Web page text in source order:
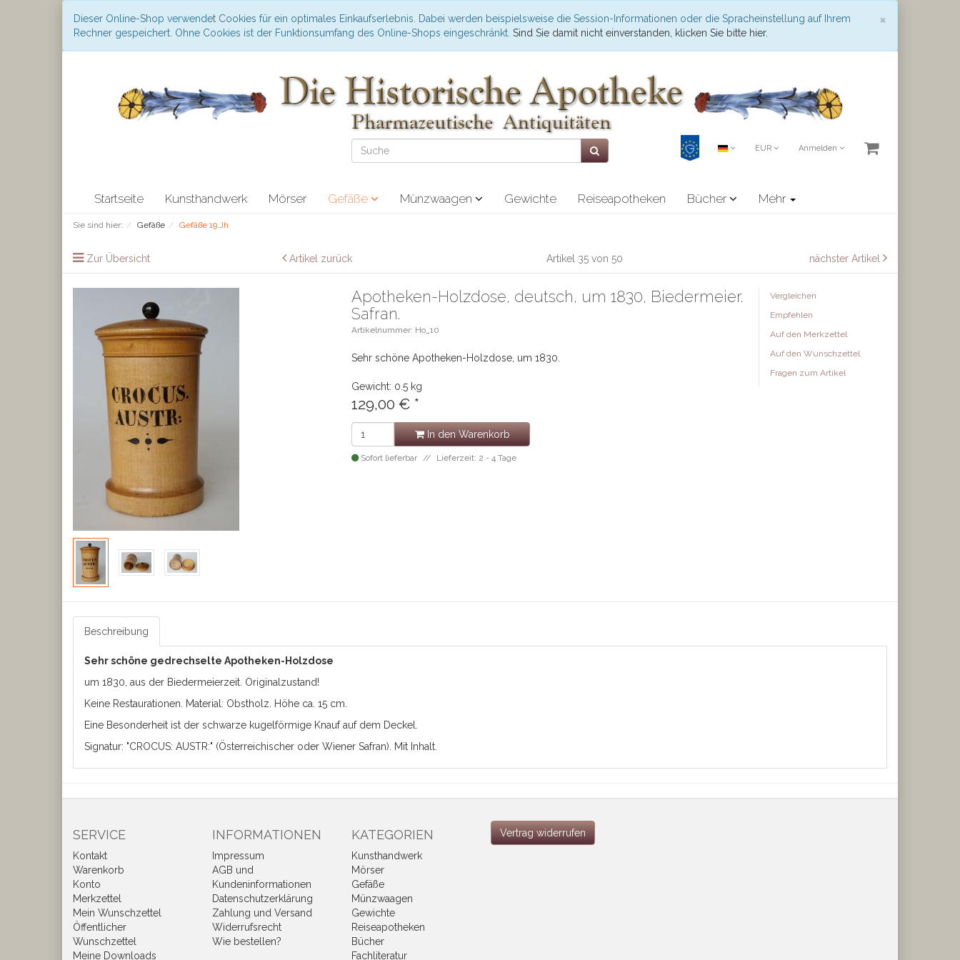
×
Dieser Online-Shop verwendet Cookies für ein optimales Einkaufserlebnis. Dabei werden beispielsweise die Session-Informationen oder die Spracheinstellung auf Ihrem
Rechner gespeichert. Ohne Cookies ist der Funktionsumfang des Online-Shops eingeschränkt. Sind Sie damit nicht einverstanden, klicken Sie bitte hier.
EUR Anmelden
Startseite Kunsthandwerk Mörser Gefäße Münzwaagen Gewichte Reiseapotheken Bücher Mehr
Sie sind hier: Gefäße Gefäße 19.Jh
Zur Übersicht Artikel zurück Artikel 35 von 50 nächster Artikel
Apotheken-Holzdose, deutsch, um 1830, Biedermeier.
Safran.
Artikelnummer: Ho_10
Sehr schöne Apotheken-Holzdose, um 1830.
Gewicht: 0.5 kg
129,00 € *
In den Warenkorb
Sofort lieferbar Lieferzeit: 2 - 4 Tage
Vergleichen
Empfehlen
Auf den Merkzettel
Auf den Wunschzettel
Fragen zum Artikel
Beschreibung
Sehr schöne gedrechselte Apotheken-Holzdose
um 1830, aus der Biedermeierzeit. Originalzustand!
Keine Restaurationen. Material: Obstholz. Höhe ca. 15 cm.
Eine Besonderheit ist der schwarze kugelförmige Knauf auf dem Deckel.
Signatur: "CROCUS: AUSTR:" (Österreichischer oder Wiener Safran). Mit Inhalt.
SERVICE
Kontakt
Warenkorb
Konto
Merkzettel
Mein Wunschzettel
Öffentlicher
Wunschzettel
Meine Downloads
INFORMATIONEN
Impressum
AGB und
Kundeninformationen
Datenschutzerklärung
Zahlung und Versand
Widerrufsrecht
Wie bestellen?
KATEGORIEN
Kunsthandwerk
Mörser
Gefäße
Münzwaagen
Gewichte
Reiseapotheken
Bücher
Fachliteratur
Vertrag widerrufen